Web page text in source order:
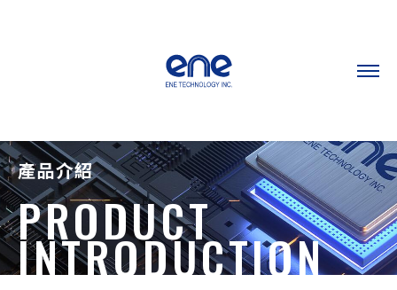
產品介紹
PRODUCT
INTRODUCTION